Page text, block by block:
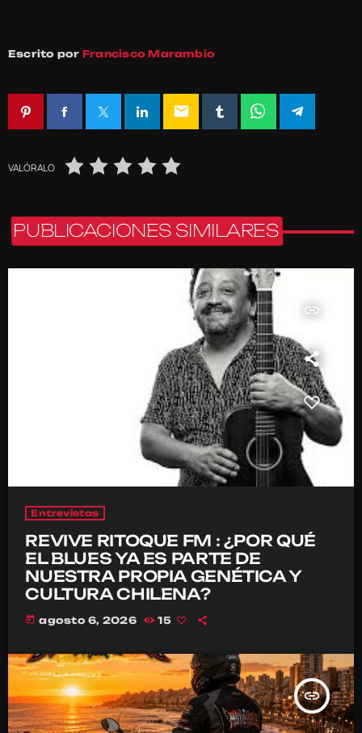
Escrito por Francisco Marambio
email
VALÓRALO
PUBLICACIONES SIMILARES
insert_link
Entrevistas
REVIVE RITOQUE FM : ¿POR QUÉ
EL BLUES YA ES PARTE DE
NUESTRA PROPIA GENÉTICA Y
CULTURA CHILENA?
today agosto 6, 2026 15
insert_link